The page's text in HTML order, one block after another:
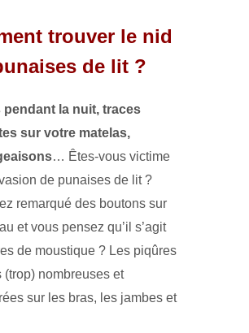
trouver le nid
de lit ?
pendant la nuit, traces
sur votre matelas,
… Êtes-vous victime
de punaises de lit ?
remarqué des boutons sur
et vous pensez qu’il s’agit
de moustique ? Les piqûres
(trop) nombreuses et
sur les bras, les jambes et